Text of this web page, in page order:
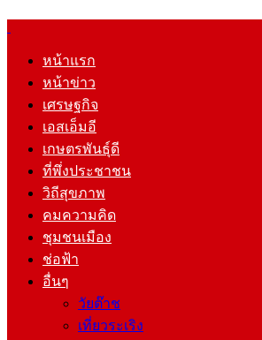
หน้าแรก
หน้าข่าว
เศรษฐกิจ
เอสเอ็มอี
เกษตรพันธุ์ดี
ที่พึ่งประชาชน
วิถีสุขภาพ
คมความคิด
ชุมชนเมือง
ช่อฟ้า
อื่นๆ
วัยต๊าช
เที่ยวระเริง